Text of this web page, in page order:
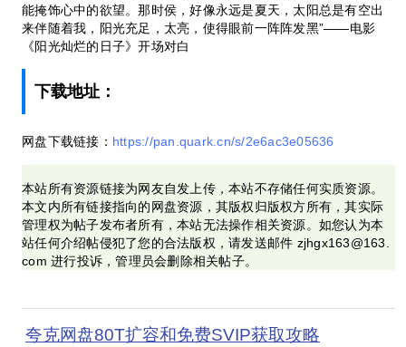
能掩饰心中的欲望。那时侯，好像永远是夏天，太阳总是有空出
来伴随着我，阳光充足，太亮，使得眼前一阵阵发黑”——电影
《阳光灿烂的日子》开场对白
下载地址：
网盘下载链接： https://pan.quark.cn/s/2e6ac3e05636
本站所有资源链接为网友自发上传，本站不存储任何实质资源。
本文内所有链接指向的网盘资源，其版权归版权方所有，其实际
管理权为帖子发布者所有，本站无法操作相关资源。如您认为本
站任何介绍帖侵犯了您的合法版权，请发送邮件 zjhgx163@163.
com 进行投诉，管理员会删除相关帖子。
夸克网盘80T扩容和免费SVIP获取攻略